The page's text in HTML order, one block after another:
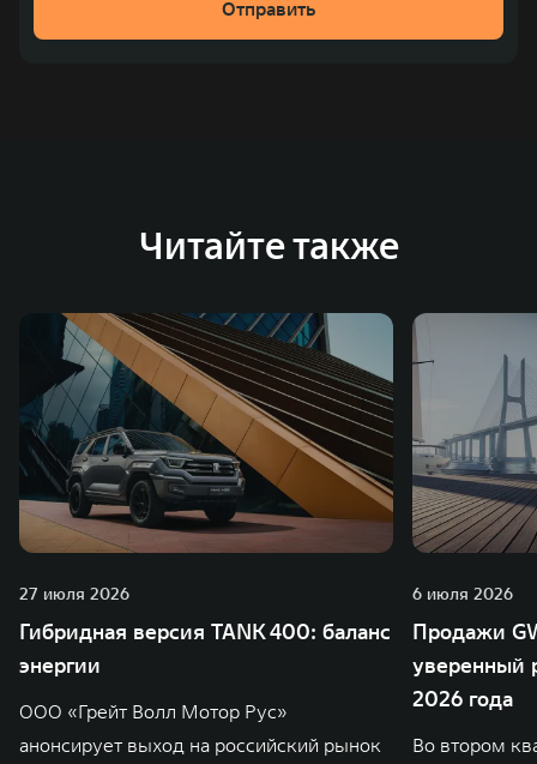
место по объёмам продаж пикапов в Китае. На
зарубежных – в России, Таиланде, Бразилии и Индии, а
Отправить
Читайте также
27 июля 2026
Гибридная версия TANK 400: баланс
энергии
ООО «Грейт Волл Мотор Рус»
анонсирует выход на российский рынок
6 июля 2026
Продажи
уверенный
2026 года
Во втором